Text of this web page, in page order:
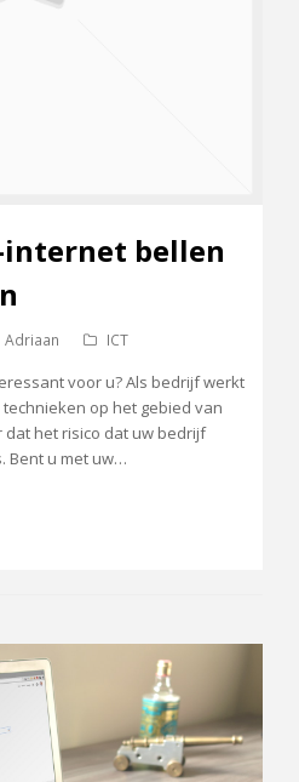
internet bellen
Adriaan ICT
voor u? Als bedrijf werkt
op het gebied van
dat het risico dat uw bedrijf
Bent u met uw…